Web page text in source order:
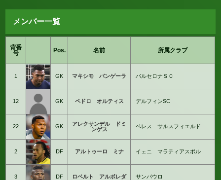
メンバー一覧
背番
号
Pos. 名前 所属クラブ
1 GK マキシモ バンゲーラ バルセロナＳＣ
12 GK ペドロ オルティス デルフィンSC
22 GK
アレクサンデル ドミ
ンゲス
ベレス サルスフィエルド
2 DF アルトゥーロ ミナ イェニ マラティアスポル
3 DF ロベルト アルボレダ サンパウロ